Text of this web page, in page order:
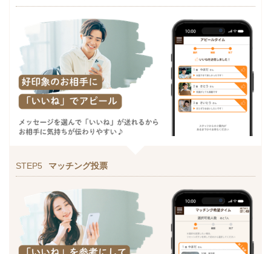
STEP5 マッチング投票